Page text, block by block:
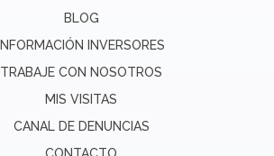
BLOG
INFORMACIÓN INVERSORES
TRABAJE CON NOSOTROS
MIS VISITAS
CANAL DE DENUNCIAS